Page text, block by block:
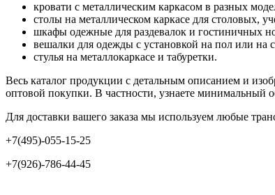
кровати с металлическим каркасом в разных
столы на металлическом каркасе для столовых,
шкафы одежные для раздевалок и гостиничных
вешалки для одежды с установкой на пол или на
стулья на металлокаркасе и табуретки.
Весь каталог продукции с детальным описанием и
оптовой покупки. В частности, узнаете минимальный
Для доставки вашего заказа мы используем любые
+7(495)-055-15-25
+7(926)-786-44-45